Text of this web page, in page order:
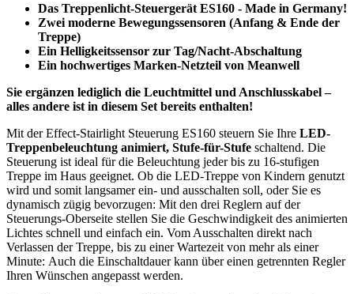
Das Treppenlicht-Steuergerät ES160 - Made in Germany!
Zwei moderne Bewegungssensoren (Anfang & Ende der
Treppe)
Ein Helligkeitssensor zur Tag/Nacht-Abschaltung
Ein hochwertiges Marken-Netzteil von Meanwell
Sie ergänzen lediglich die Leuchtmittel und Anschlusskabel –
alles andere ist in diesem Set bereits enthalten!
Mit der Effect-Stairlight Steuerung ES160 steuern Sie Ihre LED-
Treppenbeleuchtung animiert, Stufe-für-Stufe schaltend. Die
Steuerung ist ideal für die Beleuchtung jeder bis zu 16-stufigen
Treppe im Haus geeignet. Ob die LED-Treppe von Kindern genutzt
wird und somit langsamer ein- und ausschalten soll, oder Sie es
dynamisch zügig bevorzugen: Mit den drei Reglern auf der
Steuerungs-Oberseite stellen Sie die Geschwindigkeit des animierten
Lichtes schnell und einfach ein. Vom Ausschalten direkt nach
Verlassen der Treppe, bis zu einer Wartezeit von mehr als einer
Minute: Auch die Einschaltdauer kann über einen getrennten Regler
Ihren Wünschen angepasst werden.